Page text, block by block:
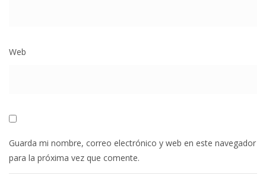
Web
Guarda mi nombre, correo electrónico y web en este navegador
para la próxima vez que comente.